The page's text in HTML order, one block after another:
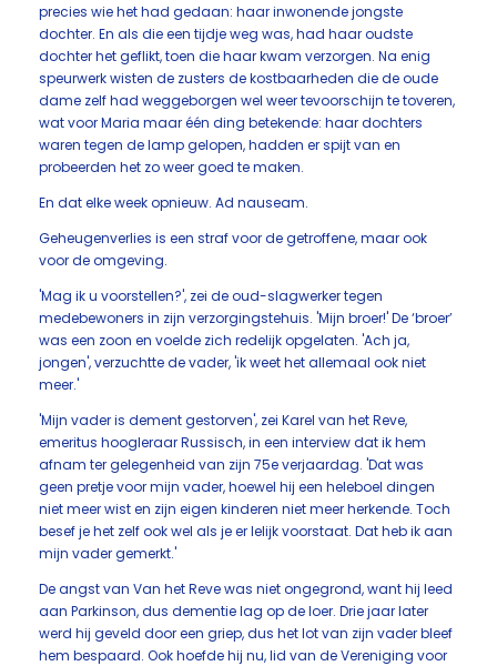
precies wie het had gedaan: haar inwonende jongste
dochter. En als die een tijdje weg was, had haar oudste
dochter het geflikt, toen die haar kwam verzorgen. Na enig
speurwerk wisten de zusters de kostbaarheden die de oude
dame zelf had weggeborgen wel weer tevoorschijn te toveren,
wat voor Maria maar één ding betekende: haar dochters
waren tegen de lamp gelopen, hadden er spijt van en
probeerden het zo weer goed te maken.
En dat elke week opnieuw. Ad nauseam.
Geheugenverlies is een straf voor de getroffene, maar ook
voor de omgeving.
'Mag ik u voorstellen?', zei de oud-slagwerker tegen
medebewoners in zijn verzorgingstehuis. 'Mijn broer!' De ‘broer’
was een zoon en voelde zich redelijk opgelaten. 'Ach ja,
jongen', verzuchtte de vader, 'ik weet het allemaal ook niet
meer.'
'Mijn vader is dement gestorven', zei Karel van het Reve,
emeritus hoogleraar Russisch, in een interview dat ik hem
afnam ter gelegenheid van zijn 75e verjaardag. 'Dat was
geen pretje voor mijn vader, hoewel hij een heleboel dingen
niet meer wist en zijn eigen kinderen niet meer herkende. Toch
besef je het zelf ook wel als je er lelijk voorstaat. Dat heb ik aan
mijn vader gemerkt.'
De angst van Van het Reve was niet ongegrond, want hij leed
aan Parkinson, dus dementie lag op de loer. Drie jaar later
werd hij geveld door een griep, dus het lot van zijn vader bleef
hem bespaard. Ook hoefde hij nu, lid van de Vereniging voor